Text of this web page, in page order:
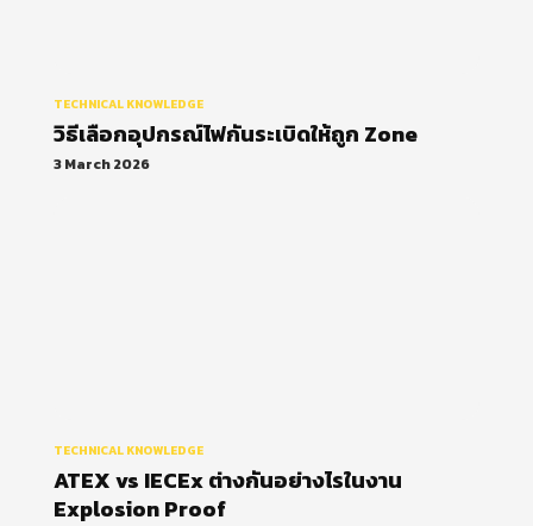
TECHNICAL KNOWLEDGE
วิธีเลือกอุปกรณ์ไฟกันระเบิดให้ถูก Zone
3 March 2026
TECHNICAL KNOWLEDGE
ATEX vs IECEx ต่างกันอย่างไรในงาน
Explosion Proof